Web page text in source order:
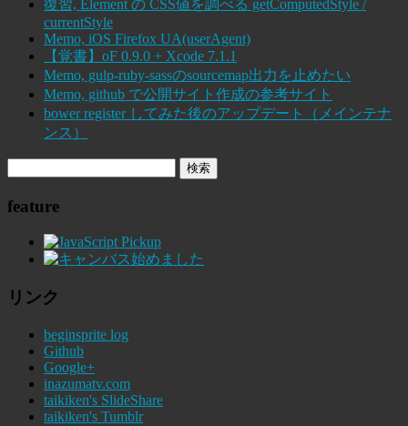
復習, Element の CSS値を調べる getComputedStyle /
currentStyle
Memo, iOS Firefox UA(userAgent)
【覚書】oF 0.9.0 + Xcode 7.1.1
Memo, gulp-ruby-sassのsourcemap出力を止めたい
Memo, github で公開サイト作成の参考サイト
bower register してみた後のアップデート（メインテナ
ンス）
feature
リンク
beginsprite log
Github
Google+
inazumatv.com
taikiken's SlideShare
taikiken's Tumblr